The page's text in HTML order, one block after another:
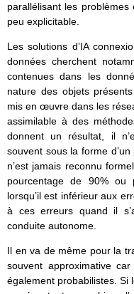
parallélisant les
peu explicitable.
Les solutions d’IA
données cherchent
contenues dans les
nature des objets
mis en œuvre dans les
assimilable à des
donnent un résultat, il
souvent sous la forme
n’est jamais reconnu
pourcentage de 90% ou
lorsqu’il est inférieur aux
à ces erreurs quand il
conduite autonome.
Il en va de même pour la
souvent approximative
également probabilistes. Si